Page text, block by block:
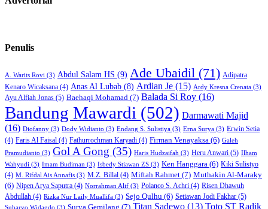
Penulis
A. Warits Rovi (3) Abdul Salam HS (9) Ade Ubaidil (71) Adipatra
Kenaro Wicaksana (4) Anas Al Lubab (8) Ardian Je (15) Ardy Kresna Crenata (3)
Ayu Alfiah Jonas (5) Baehaqi Mohamad (7) Balada Si Roy (16)
Bandung Mawardi (502) Darmawati Majid
(16) Diofanny (3) Dody Widianto (3) Endang S. Sulistiya (3) Erna Surya (3) Erwin Setia
(4) Faris Al Faisal (4) Fathurrochman Karyadi (4) Firman Venayaksa (6) Galeh
Pramudianto (3) Gol A Gong (35) Haris Hudzaifah (3) Heru Anwari (5) Ilham
Wahyudi (3) Imam Budiman (3) Isbedy Stiawan ZS (3) Ken Hanggara (6) Kiki Sulistyo
(4) M. Rifdal Ais Annafis (3) M.Z. Billal (4) Miftah Rahmet (7) Muthakin Al-Maraky
(6) Nipen Arya Saputra (4) Norrahman Alif (3) Polanco S. Achri (4) Risen Dhawuh
Abdullah (4) Rizka Nur Laily Muallifa (3) Sejo Qulhu (6) Setiawan Jodi Fakhar (5)
Suharyo Widagdo (3) Surya Gemilang (7) Titan Sadewo (13) Toto ST Radik